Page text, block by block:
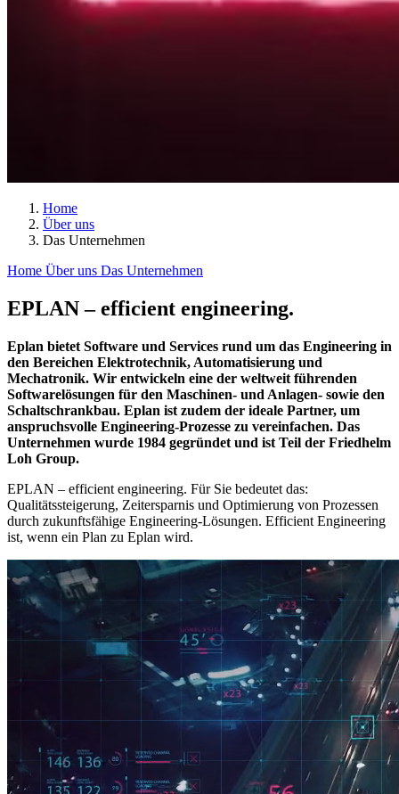
Home
Über uns
Das Unternehmen
Home Über uns Das Unternehmen
EPLAN – efficient engineering.
Eplan bietet Software und Services rund um das Engineering in
den Bereichen Elektrotechnik, Automatisierung und
Mechatronik. Wir entwickeln eine der weltweit führenden
Softwarelösungen für den Maschinen- und Anlagen- sowie den
Schaltschrankbau. Eplan ist zudem der ideale Partner, um
anspruchsvolle Engineering-Prozesse zu vereinfachen. Das
Unternehmen wurde 1984 gegründet und ist Teil der Friedhelm
Loh Group.
EPLAN – efficient engineering. Für Sie bedeutet das:
Qualitätssteigerung, Zeitersparnis und Optimierung von Prozessen
durch zukunftsfähige Engineering-Lösungen. Efficient Engineering
ist, wenn ein Plan zu Eplan wird.